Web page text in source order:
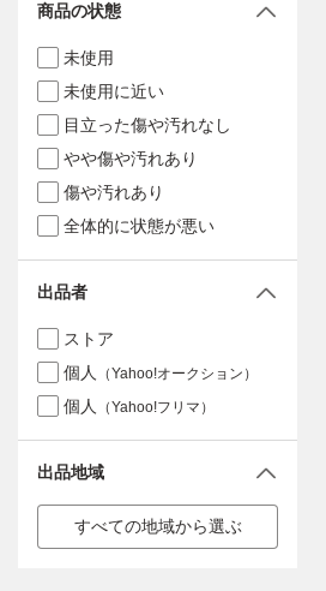
商品の状態
未使用
未使用に近い
目立った傷や汚れなし
やや傷や汚れあり
傷や汚れあり
全体的に状態が悪い
出品者
ストア
個人
（Yahoo!オークション）
個人 （Yahoo!フリマ）
出品地域
すべての地域から選ぶ